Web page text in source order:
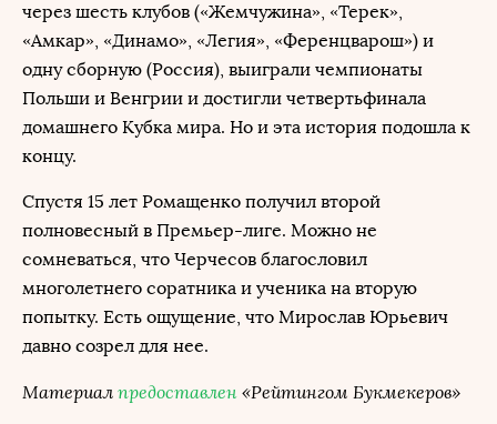
через шесть клубов («Жемчужина», «Терек»,
«Амкар», «Динамо», «Легия», «Ференцварош») и
одну сборную (Россия), выиграли чемпионаты
Польши и Венгрии и достигли четвертьфинала
домашнего Кубка мира. Но и эта история подошла к
концу.
Спустя 15 лет Ромащенко получил второй
полновесный в Премьер-лиге. Можно не
сомневаться, что Черчесов благословил
многолетнего соратника и ученика на вторую
попытку. Есть ощущение, что Мирослав Юрьевич
давно созрел для нее.
Материалпредоставлен«Рейтингом Букмекеров»